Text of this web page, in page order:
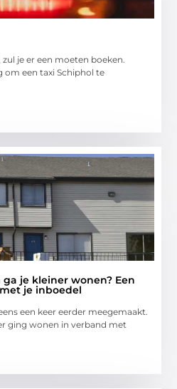
je er een moeten boeken.
om een taxi Schiphol te
je kleiner wonen? Een
je inboedel
een keer eerder meegemaakt.
ging wonen in verband met